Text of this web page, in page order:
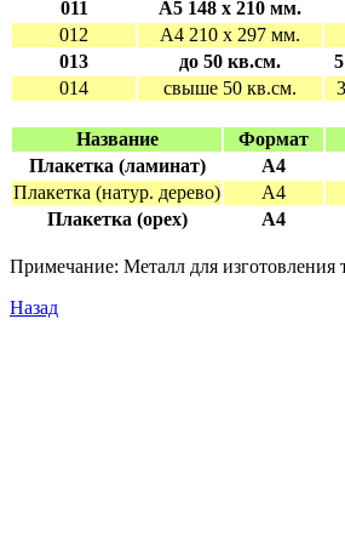
011
А5 148 х 210 мм.
012
А4 210 х 297 мм.
013
до 50 кв.см.
014
свыше 50 кв.см.
Название Формат
Плакетка (ламинат)
А4
Плакетка (натур. дерево)
А4
Плакетка (орех)
А4
Примечание: Металл для изготовления
Назад